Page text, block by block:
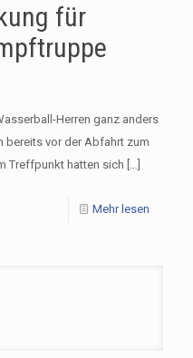
für
Herren ganz anders
bereits vor der Abfahrt zum
Treffpunkt hatten sich […]
Mehr lesen